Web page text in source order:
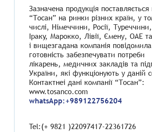
Зазначена продукцiя
“Тосан” на ринки рiзних країн, у
числi, Нiмеччини, Росiї,
Ipaкy, Марокко, Лiвiї, Ємену, ОАЕ
i вищезгадана компанiя
готовнiсть забезпечувати потреби
лiкарень, медичних закладiв та
України, якi функцiонують у данiй
Контактнеi данi компанiї “Тосан”:
www.tosаnсо.соm
whatsApp:+989122756204
Tel:(+ 9821 )22097417-22361726